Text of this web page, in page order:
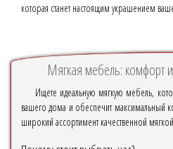
которая станет настоящим украшением
Мягкая мебель: комфорт
Ищете идеальную мягкую мебель,
вашего дома и обеспечит максимальный
широкий ассортимент качественной